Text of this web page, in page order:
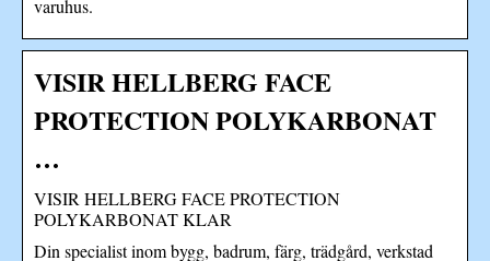
varuhus.
VISIR HELLBERG FACE
PROTECTION POLYKARBONAT
…
VISIR HELLBERG FACE PROTECTION
POLYKARBONAT KLAR
Din specialist inom bygg, badrum, färg, trädgård, verkstad